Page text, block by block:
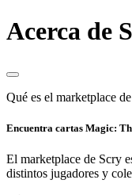
Acerca de
Qué es el marketplace
Encuentra cartas Magic:
El marketplace de Scry
distintos jugadores y